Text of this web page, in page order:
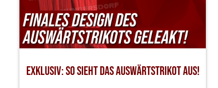
EXKLUSIV: SO SIEHT DAS AUSWÄRTSTRIKOT AUS!